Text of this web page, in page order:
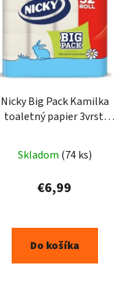
Nicky Big Pack Kamilka
toaletný papier 3vrst.
hodnotenie
produktu
je
Skladom (74 ks)
€6,99
Do košíka